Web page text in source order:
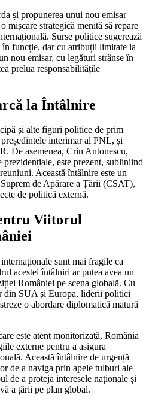
și propunerea unui nou emisar
mișcare strategică menită să repare
Surse politice sugerează
în funcție, dar cu atribuții limitate la
nou emisar, cu legături strânse în
prelua responsabilitățile
la Întâlnire
și alte figuri politice de prim
interimar al PNL, și
De asemenea, Crin Antonescu,
este prezent, subliniind
Această întâlnire este un
de Apărare a Țării (CSAT),
de politică externă.
Viitorul
sunt mai fragile ca
acestei întâlniri ar putea avea un
României pe scena globală. Cu
din SUA și Europa, liderii politici
o abordare diplomatică matură
este atent monitorizată, România
externe pentru a asigura
Această întâlnire de urgență
de a naviga prin apele tulburi ale
de a proteja interesele naționale și
a țării pe plan global.